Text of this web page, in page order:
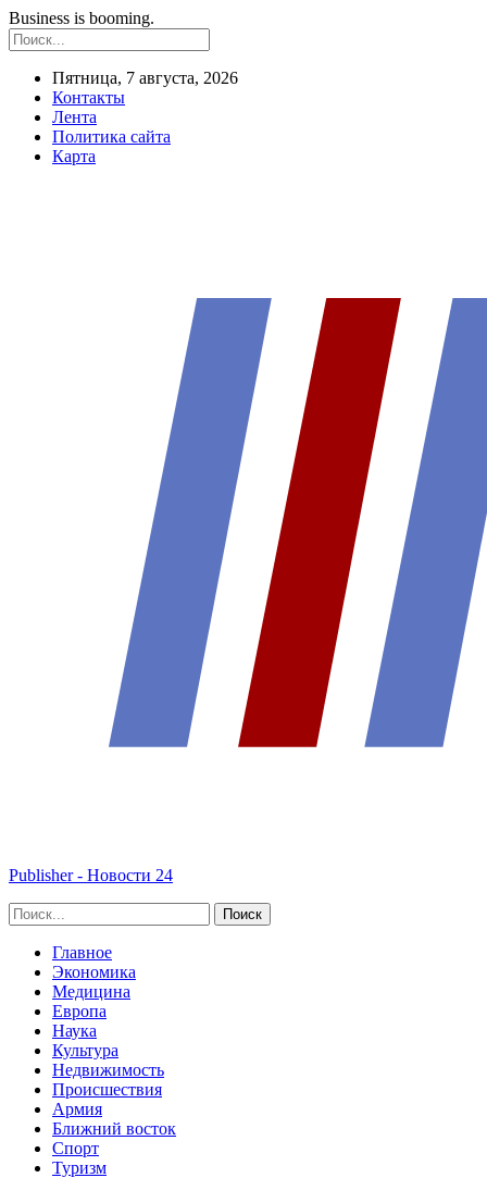
Business is booming.
Пятница, 7 августа, 2026
Контакты
Лента
Политика сайта
Карта
Publisher - Новости 24
Главное
Экономика
Медицина
Европа
Наука
Культура
Недвижимость
Происшествия
Армия
Ближний восток
Спорт
Туризм